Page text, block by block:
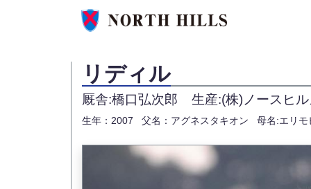
リディル
厩舎:橋口弘次郎 生産:(株)ノースヒ
生年：2007 父名：アグネスタキオン 母名:エリモ